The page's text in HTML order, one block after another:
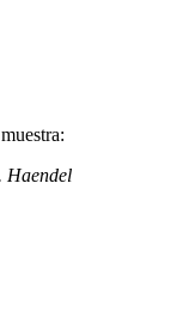
Haendel